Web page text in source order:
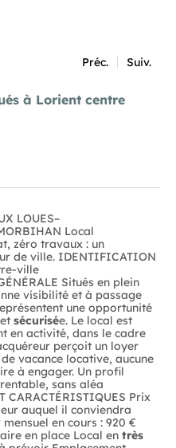
Préc. Suiv.
à Lorient centre
LOUES–
Local
zéro travaux : un
de ville. IDENTIFICATION
ville
Situés en plein
visibilité et à passage
une opportunité
sécurisée. Le local est
en activité, dans le cadre
perçoit un loyer
vacance locative, aucune
à engager. Un profil
sans aléa
CARACTÉRISTIQUES Prix
auquel il conviendra
en cours : 920 €
en place Local en très